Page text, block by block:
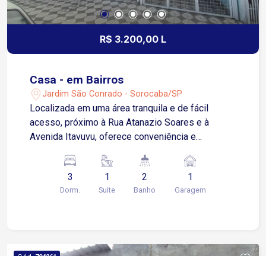
R$ 3.200,00 L
Casa - em Bairros
Jardim São Conrado - Sorocaba/SP
Localizada em uma área tranquila e de fácil
acesso, próximo à Rua Atanazio Soares e à
Avenida Itavuvu, oferece conveniência e
aconchegante casa apresenta um design
moderno e espaçoso, com três quartos
espaçosos, incluindo uma suíte completa com
praticidade e organização para seus pertences. A
3
Dorm.
1
Suite
2
Banho
1
Garagem